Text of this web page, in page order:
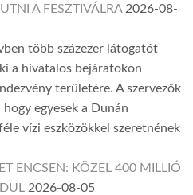
A FESZTIVÁLRA 2026-08-
több százezer látogatót
a hivatalos bejáratokon
területére. A szervezők
egyesek a Dunán
vízi eszközökkel szeretnének
ENCSEN: KÖZEL 400 MILLIÓ
2026-08-05